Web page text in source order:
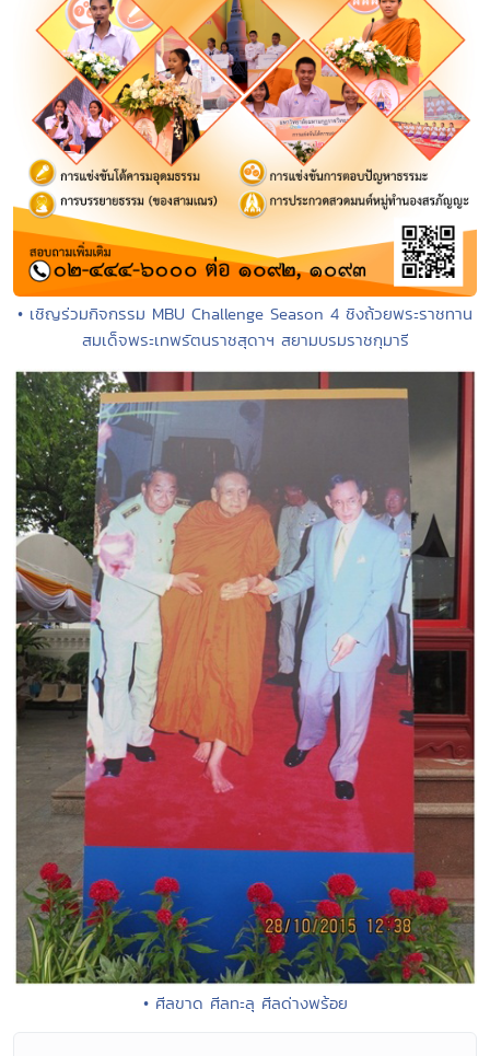
• เชิญร่วมกิจกรรม MBU Challenge Season 4 ชิงถ้วยพระราชทาน
สมเด็จพระเทพรัตนราชสุดาฯ สยามบรมราชกุมารี
• ศีลขาด ศีลทะลุ ศีลด่างพร้อย